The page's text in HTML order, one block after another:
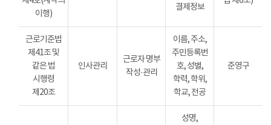
이행)
결제정보
근로기준법
제41조 및
같은 법
시행령
제20조
인사관리
근로자 명부
작성·관리
이름, 주소,
주민등록번
호, 성별,
학력, 학위,
학교, 전공
준영구
성명,